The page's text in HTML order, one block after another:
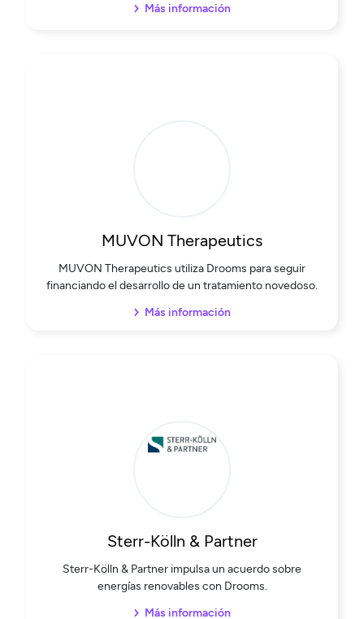
Más información
MUVON Therapeutics
MUVON Therapeutics utiliza Drooms para seguir
financiando el desarrollo de un tratamiento novedoso.
Más información
Sterr-Kölln & Partner
Sterr-Kölln & Partner impulsa un acuerdo sobre
energías renovables con Drooms.
Más información